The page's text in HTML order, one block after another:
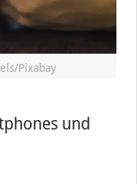
Pixabay
und